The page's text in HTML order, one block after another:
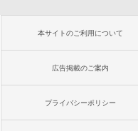
本サイトのご利用について
広告掲載のご案内
プライバシーポリシー